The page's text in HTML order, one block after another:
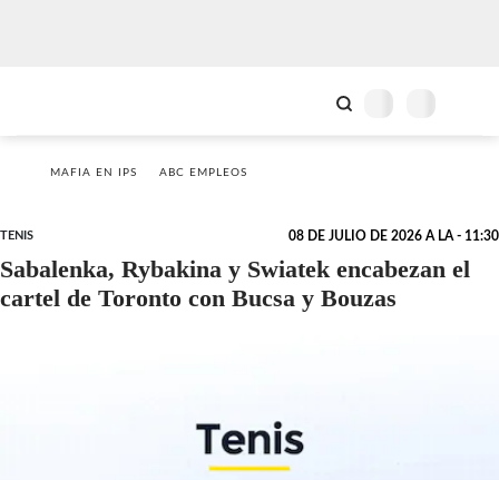
MAFIA EN IPS ABC EMPLEOS
TENIS 08 DE JULIO DE 2026 A LA - 11:30
Sabalenka, Rybakina y Swiatek encabezan el
cartel de Toronto con Bucsa y Bouzas